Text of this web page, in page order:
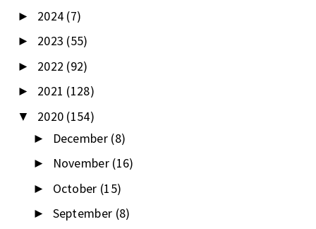
► 2024 (7)
► 2023 (55)
► 2022 (92)
► 2021 (128)
▼ 2020 (154)
► December (8)
► November (16)
► October (15)
► September (8)